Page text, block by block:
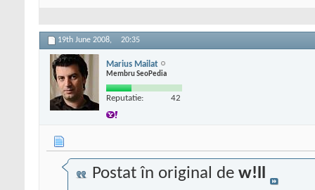
19th June 2008, 20:35
Marius Mailat
Membru SeoPedia
Reputatie: 42
Postat în original de w!ll